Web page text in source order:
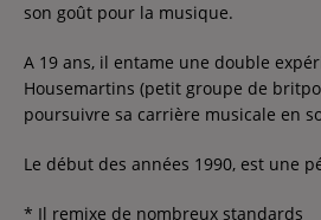
CK RADIO Line-up
PODCASTS
son goût pour la musique.
A 19 ans, il entame une double
Housemartins (petit groupe de
poursuivre sa carrière musicale en
Le début des années 1990, est une
* Il remixe de nombreux standards